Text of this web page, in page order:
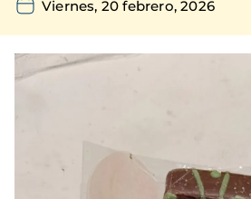
Viernes, 20 febrero, 2026